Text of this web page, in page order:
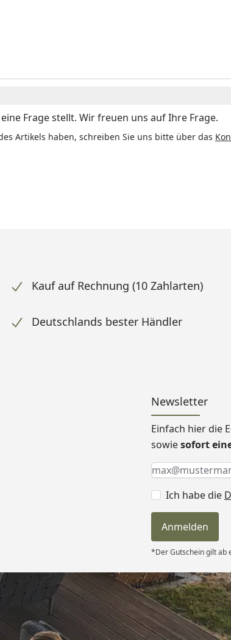
Frage stellt. Wir freuen uns auf Ihre Frage.
Artikels haben, schreiben Sie uns bitte über das
Kauf auf Rechnung (10 Zahlarten)
Deutschlands bester Händler
Newsletter
Einfach hier die
sowiesofort
Keine Eingabe
Eingabe
E-Mail *
Ich habe die
Anmelden
*Der Gutschein gilt ab
Versand